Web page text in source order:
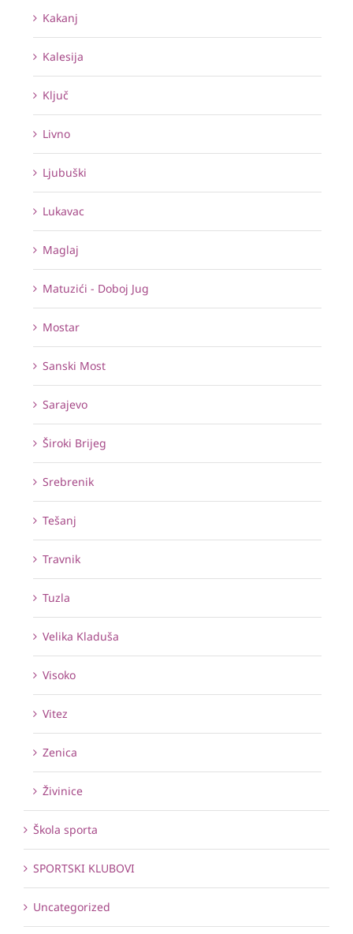
Kakanj
Kalesija
Ključ
Livno
Ljubuški
Lukavac
Maglaj
Matuzići - Doboj Jug
Mostar
Sanski Most
Sarajevo
Široki Brijeg
Srebrenik
Tešanj
Travnik
Tuzla
Velika Kladuša
Visoko
Vitez
Zenica
Živinice
Škola sporta
SPORTSKI KLUBOVI
Uncategorized